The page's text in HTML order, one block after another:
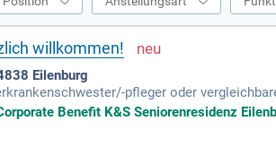
willkommen!
Eilenburg
pfleger oder
Benefit K&S Seniorenresidenz